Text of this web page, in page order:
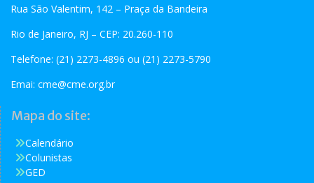
Rua São Valentim, 142 – Praça da Bandeira
Rio de Janeiro, RJ – CEP: 20.260-110
Telefone: (21) 2273-4896 ou (21) 2273-5790
Emai: cme@cme.org.br
Mapa do site:
Calendário
Colunistas
GED